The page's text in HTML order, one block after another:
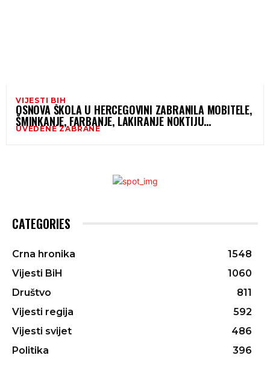
VIJESTI BIH
OSNOVA ŠKOLA U HERCEGOVINI ZABRANILA MOBITELE,
ŠMINKANJE, FARBANJE, LAKIRANJE NOKTIJU…
UVEDENE ZABRANE
CATEGORIES
Crna hronika
1548
Vijesti BiH
1060
Društvo
811
Vijesti regija
592
Vijesti svijet
486
Politika
396